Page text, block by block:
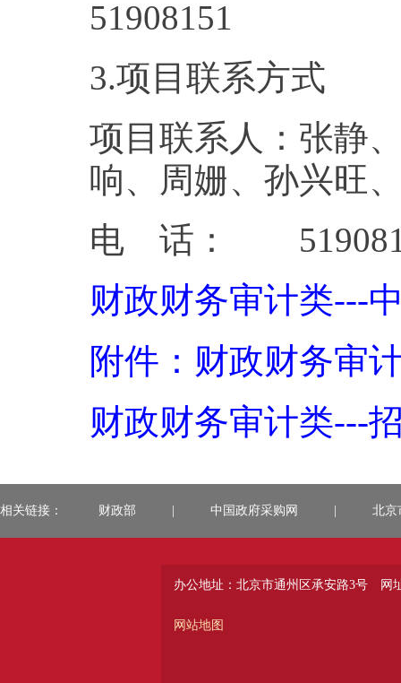
3.项目联系方式
项目联系人：张静
响、周姗、孙兴旺
电 话：
财政财务审计类---
附件：财政财务审
财政财务审计类---
相关链接： 财政部 中国政府采购网 北京
办公地址：北京市通州区承安路3号
网站地图
网